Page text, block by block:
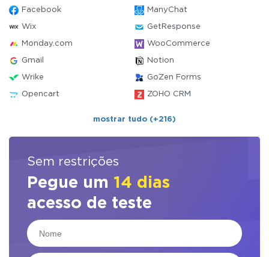
Facebook ManyChat
Wix GetResponse
Monday.com WooCommerce
Gmail Notion
Wrike GoZen Forms
Opencart ZOHO CRM
mostrar tudo (+216)
Sem restrições
Pegue um 14 dias
acesso de teste